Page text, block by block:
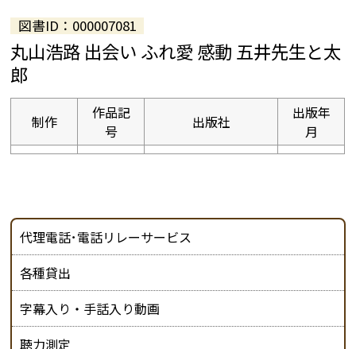
図書ID：000007081
丸山浩路 出会い ふれ愛 感動 五井先生と太
郎
制作
作品記
号
出版社
出版年
月
代理電話･電話リレーサービス
各種貸出
字幕入り・手話入り動画
聴力測定